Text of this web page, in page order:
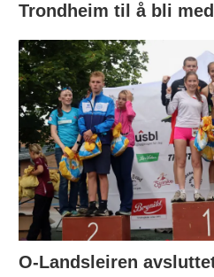
Trondheim til å bli med
O-Landsleiren